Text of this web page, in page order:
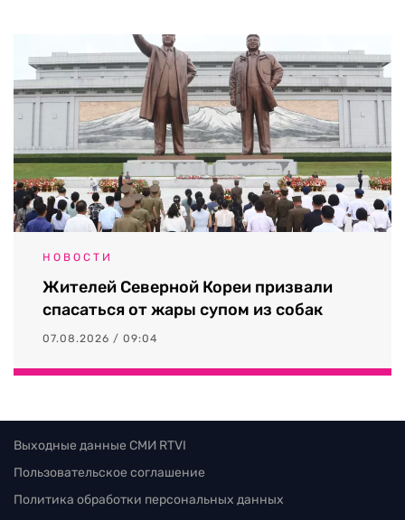
НОВОСТИ
Жителей Северной Кореи призвали
спасаться от жары супом из собак
07.08.2026 / 09:04
Выходные данные СМИ RTVI
Пользовательское соглашение
Политика обработки персональных данных